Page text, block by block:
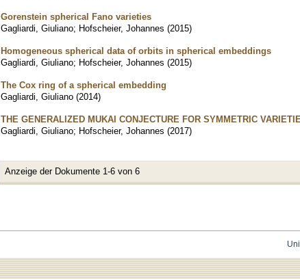
Gorenstein spherical Fano varieties
Gagliardi, Giuliano; Hofscheier, Johannes (2015)
Homogeneous spherical data of orbits in spherical embeddings
Gagliardi, Giuliano; Hofscheier, Johannes (2015)
The Cox ring of a spherical embedding
Gagliardi, Giuliano (2014)
THE GENERALIZED MUKAI CONJECTURE FOR SYMMETRIC
Gagliardi, Giuliano; Hofscheier, Johannes (2017)
Anzeige der Dokumente 1-6 von 6